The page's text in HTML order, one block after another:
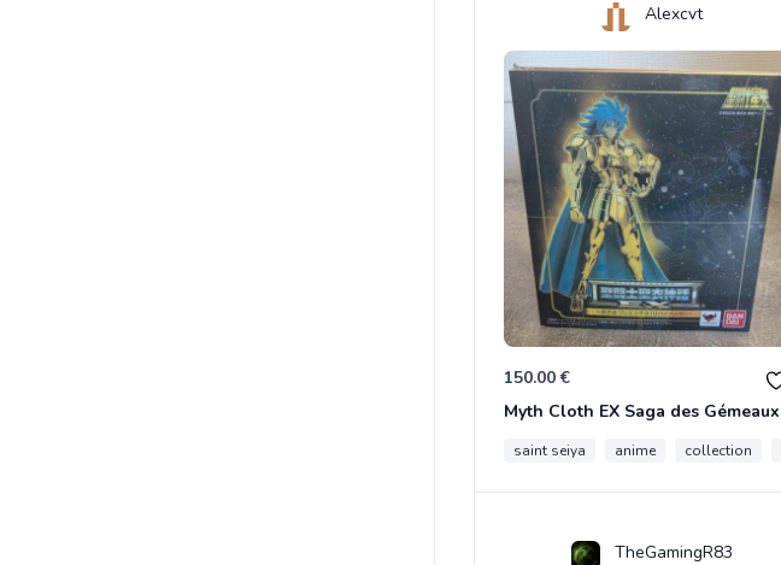
Alexcvt
150.00 €
Myth Cloth EX Saga des Gémeaux
saint seiya anime collection
TheGamingR83